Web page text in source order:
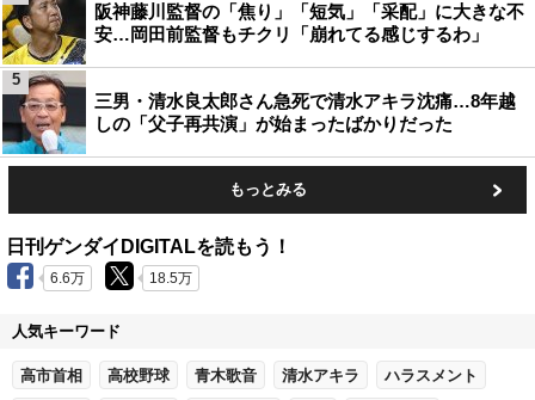
阪神藤川監督の「焦り」「短気」「采配」に大きな不
安…岡田前監督もチクリ「崩れてる感じするわ」
三男・清水良太郎さん急死で清水アキラ沈痛…8年越
しの「父子再共演」が始まったばかりだった
5
もっとみる
日刊ゲンダイDIGITALを読もう！
6.6万 18.5万
人気キーワード
高市首相 高校野球 青木歌音 清水アキラ ハラスメント